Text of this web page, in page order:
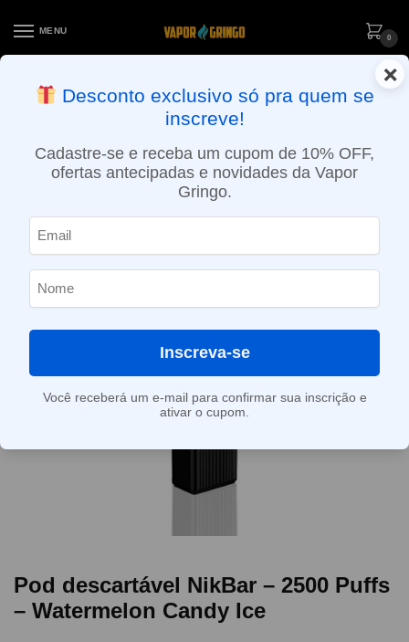
MENU
0
ENTREGA NO MESMO DIA EM SÃO PAULO (SEG A SEX): PEDIDOS
APROVADOS ATÉ 15:30 VIA MOTOBOY
Pod descartável NikBar – 2500 Puffs
– Watermelon Candy Ice
×
Desconto exclusivo só pra quem se
inscreve!
Cadastre-se e receba um cupom de 10% OFF,
ofertas antecipadas e novidades da Vapor
Gringo.
Inscreva-se
Você receberá um e-mail para confirmar sua inscrição e
ativar o cupom.